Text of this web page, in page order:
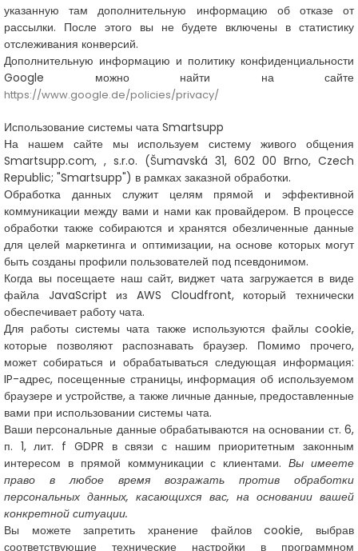
указанную там дополнительную информацию об отказе от
рассылки. После этого вы не будете включены в статистику
отслеживания конверсий.
Дополнительную информацию и политику конфиденциальности
Google можно найти на сайте
https://www.google.de/policies/privacy/
Использование системы чата Smartsupp
На нашем сайте мы используем систему живого общения
Smartsupp.com, , s.r.o. (Šumavská 31, 602 00 Brno, Czech
Republic; "Smartsupp") в рамках заказной обработки.
Обработка данных служит целям прямой и эффективной
коммуникации между вами и нами как провайдером. В процессе
обработки также собираются и хранятся обезличенные данные
для целей маркетинга и оптимизации, на основе которых могут
быть созданы профили пользователей под псевдонимом.
Когда вы посещаете наш сайт, виджет чата загружается в виде
файла JavaScript из AWS Cloudfront, который технически
обеспечивает работу чата.
Для работы системы чата также используются файлы cookie,
которые позволяют распознавать браузер. Помимо прочего,
может собираться и обрабатываться следующая информация:
IP-адрес, посещенные страницы, информация об используемом
браузере и устройстве, а также личные данные, предоставленные
вами при использовании системы чата.
Ваши персональные данные обрабатываются на основании ст. 6,
п. 1, лит. f GDPR в связи с нашим приоритетным законным
интересом в прямой коммуникации с клиентами.Вы имеете
право в любое время возражать против обработки
персональных данных, касающихся вас, на основании вашей
конкретной ситуации.
Вы можете запретить хранение файлов cookie, выбрав
соответствующие технические настройки в программном